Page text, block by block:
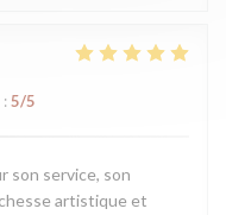
: 5/5
son service, son
artistique et